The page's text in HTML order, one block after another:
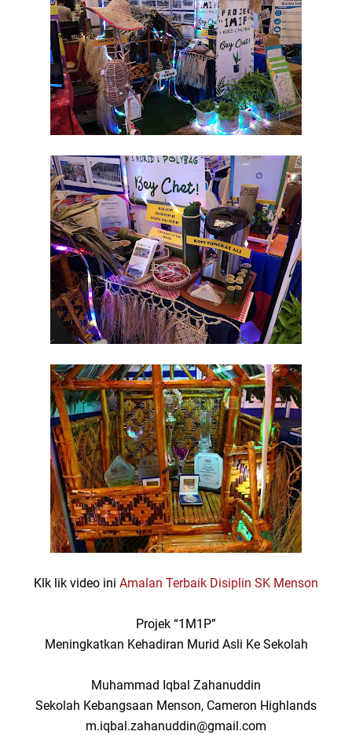
Klk lik video ini Amalan Terbaik Disiplin SK Menson
Projek “1M1P”
Meningkatkan Kehadiran Murid Asli Ke Sekolah
Muhammad Iqbal Zahanuddin
Sekolah Kebangsaan Menson, Cameron Highlands
m.iqbal.zahanuddin@gmail.com